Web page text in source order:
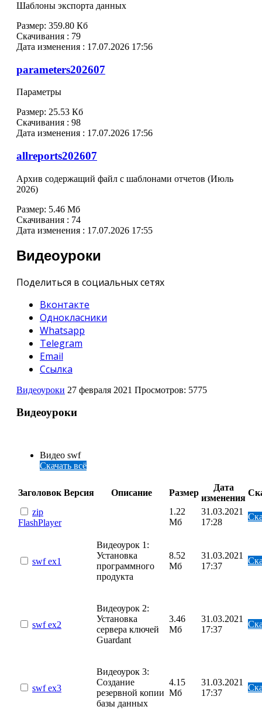
Шаблоны экспорта данных
Размер: 359.80 Кб
Скачивания : 79
Дата изменения : 17.07.2026 17:56
parameters202607
Параметры
Размер: 25.53 Кб
Скачивания : 98
Дата изменения : 17.07.2026 17:56
allreports202607
Архив содержащий файл с шаблонами отчетов (Июль
2026)
Размер: 5.46 Мб
Скачивания : 74
Дата изменения : 17.07.2026 17:55
Видеоуроки
Поделиться в социальных сетях
Вконтакте
Однокласники
Whatsapp
Telegram
Email
Ссылка
Видеоуроки 27 февраля 2021 Просмотров: 5775
Видеоуроки
Видео swf
Скачать всё
Заголовок Версия Описание Размер
Дата
изменения
zip
FlashPlayer
1.22
Мб
31.03.2021
17:28
swf ex1
Видеоурок 1:
Установка
программного
продукта
8.52
Мб
31.03.2021
17:37
swf ex2
Видеоурок 2:
Установка
сервера ключей
Guardant
3.46
Мб
31.03.2021
17:37
swf ex3
Видеоурок 3:
Создание
резервной копии
базы данных
4.15
Мб
31.03.2021
17:37